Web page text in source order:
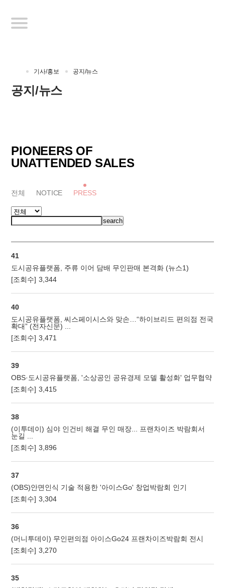
기사/홍보 공지/뉴스
공지/뉴스
PIONEERS OF
UNATTENDED SALES
전체 NOTICE PRESS
search
41
도시공유플랫폼, 주류 이어 담배 무인판매 본격화 (뉴스1)
[조회수] 3,344
40
도시공유플랫폼, 씨스페이시스와 맞손…“하이브리드 편의점 전국
확대” (전자신문) ...
[조회수] 3,471
39
OBS·도시공유플랫폼, '소상공인 공유경제 모델 활성화' 업무협약
[조회수] 3,415
38
(이투데이) 심야 인건비 해결 무인 매장... 프랜차이즈 박람회서
눈길 ...
[조회수] 3,896
37
(OBS)안면인식 기술 적용한 '아이스Go' 창업박람회 인기
[조회수] 3,304
36
(머니투데이) 무인편의점 아이스Go24 프랜차이즈박람회 전시
[조회수] 3,270
35